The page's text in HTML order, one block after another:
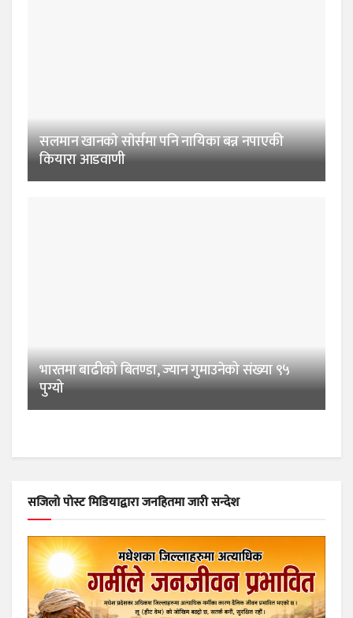
सलमान खानकाे साेर्समा पनि नायिका बन्न नपाएकी
कियारा आडवाणी
भारतमा बाढीको बितण्डा, ज्यान गुमाउनेको संख्या ९५
पुग्यो
सजिलो पोस्ट मिडियाद्वारा जनहितमा जारी सन्देश